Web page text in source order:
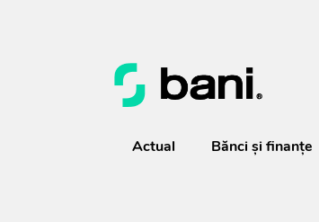
Actual Bănci şi finanţe